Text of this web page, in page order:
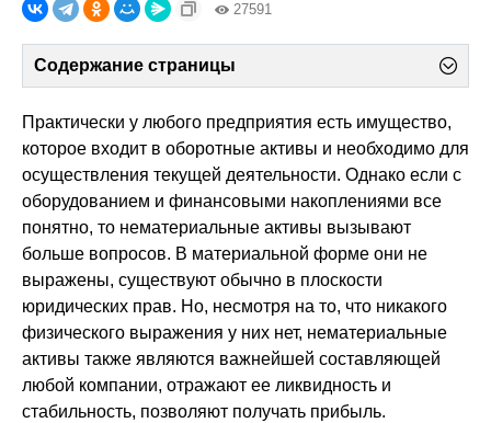
27591
Содержание страницы
Практически у любого предприятия есть имущество,
которое входит в оборотные активы и необходимо для
осуществления текущей деятельности. Однако если с
оборудованием и финансовыми накоплениями все
понятно, то нематериальные активы вызывают
больше вопросов. В материальной форме они не
выражены, существуют обычно в плоскости
юридических прав. Но, несмотря на то, что никакого
физического выражения у них нет, нематериальные
активы также являются важнейшей составляющей
любой компании, отражают ее ликвидность и
стабильность, позволяют получать прибыль.